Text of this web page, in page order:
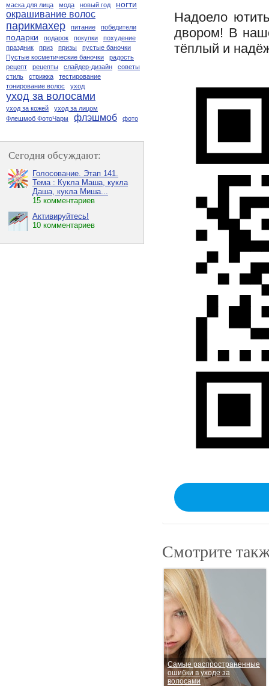
Надоело
двором! В
тёплый и
Смотрите
Самые распространенные
ошибки в уходе за
волосами
маска для лица мода новый год ногти
окрашивание волос
парикмахер питание победители
подарки подарок покупки
похудение
праздник
приз призы
пустые баночки
Пустые косметические баночки
радость
рецепт
рецепты слайдер-дизайн
советы
стиль
стрижка
тестирование
тонирование волос
уход
уход за волосами
уход за кожей
уход за лицом
Флешмоб ФотоЧарм
флэшмоб фото
Сегодня обсуждают:
Голосование. Этап 141.
Тема : Кукла Маша, кукла
Даша, кукла Миша...
15 комментариев
Активируйтесь!
10 комментариев